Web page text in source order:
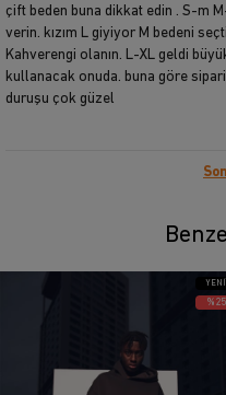
çift beden buna dikkat edin . S-m
verin. kızım L giyiyor M bedeni
Kahverengi olanın. L-XL geldi
kullanacak onuda. buna göre
duruşu çok güzel
YENI
ÜRÜN
%25